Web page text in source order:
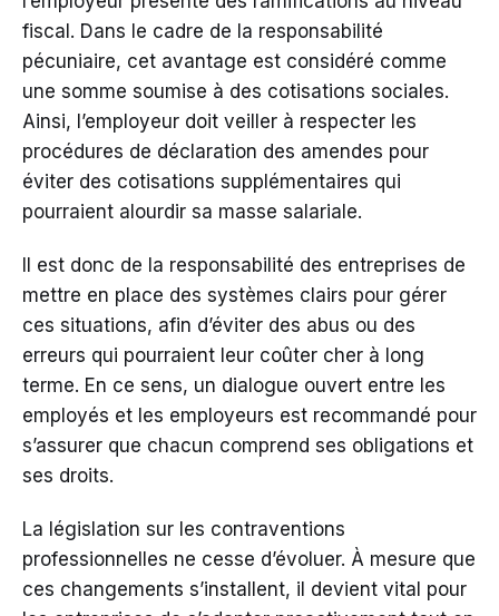
fiscal. Dans le cadre de la responsabilité
pécuniaire, cet avantage est considéré comme
une somme soumise à des cotisations sociales.
Ainsi, l’employeur doit veiller à respecter les
procédures de déclaration des amendes pour
éviter des cotisations supplémentaires qui
pourraient alourdir sa masse salariale.
Il est donc de la responsabilité des entreprises de
mettre en place des systèmes clairs pour gérer
ces situations, afin d’éviter des abus ou des
erreurs qui pourraient leur coûter cher à long
terme. En ce sens, un dialogue ouvert entre les
employés et les employeurs est recommandé pour
s’assurer que chacun comprend ses obligations et
ses droits.
La législation sur les contraventions
professionnelles ne cesse d’évoluer. À mesure que
ces changements s’installent, il devient vital pour